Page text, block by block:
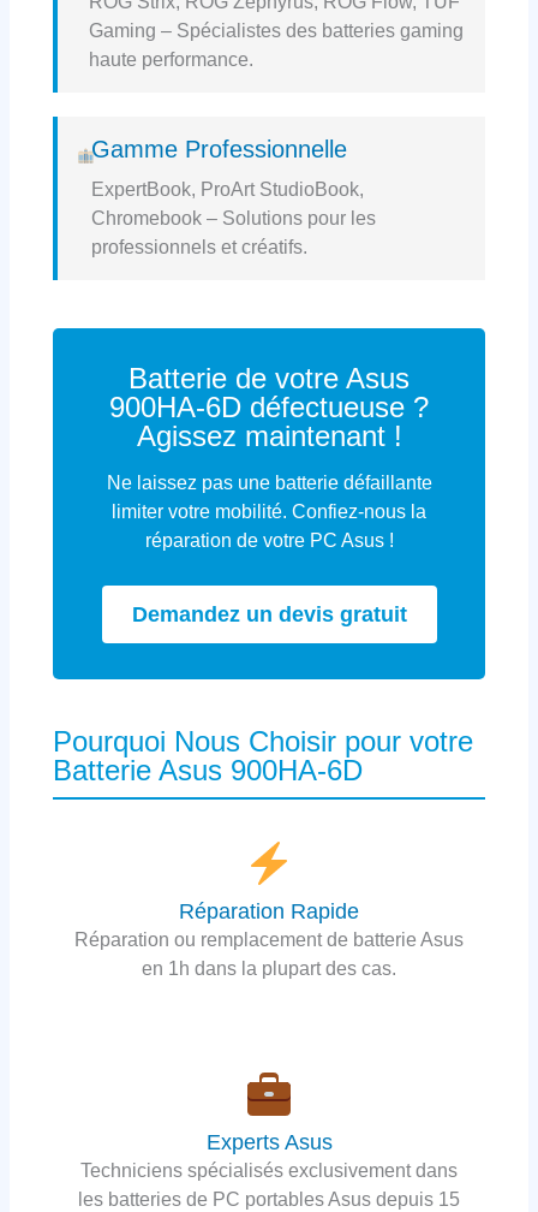
Gaming – Spécialistes des batteries gaming
haute performance.
Gamme Professionnelle
ExpertBook, ProArt StudioBook,
Chromebook – Solutions pour les
professionnels et créatifs.
Batterie de votre Asus
900HA-6D défectueuse ?
Agissez maintenant !
Ne laissez pas une batterie défaillante
limiter votre mobilité. Confiez-nous la
réparation de votre PC Asus !
Demandez un devis gratuit
Pourquoi Nous Choisir pour votre
Batterie Asus 900HA-6D
Réparation Rapide
Réparation ou remplacement de batterie Asus
en 1h dans la plupart des cas.
Experts Asus
Techniciens spécialisés exclusivement dans
les batteries de PC portables Asus depuis 15